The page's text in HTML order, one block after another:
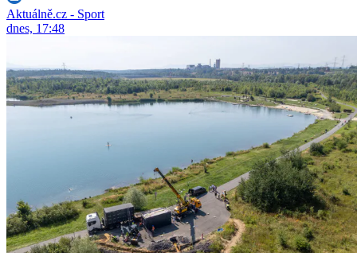
Aktuálně.cz - Sport
dnes, 17:48